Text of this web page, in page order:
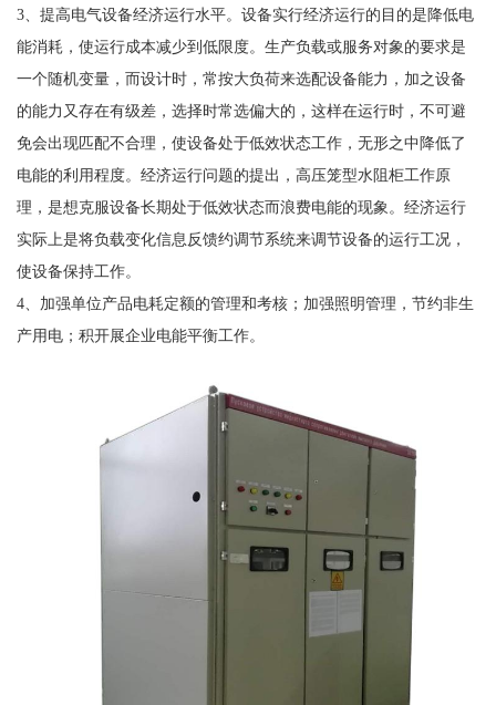
3、提高电气设备经济运行水平。设备实行经济运行的目的是降低电
能消耗，使运行成本减少到低限度。生产负载或服务对象的要求是
一个随机变量，而设计时，常按大负荷来选配设备能力，加之设备
的能力又存在有级差，选择时常选偏大的，这样在运行时，不可避
免会出现匹配不合理，使设备处于低效状态工作，无形之中降低了
电能的利用程度。经济运行问题的提出，高压笼型水阻柜工作原
理，是想克服设备长期处于低效状态而浪费电能的现象。经济运行
实际上是将负载变化信息反馈约调节系统来调节设备的运行工况，
使设备保持工作。
4、加强单位产品电耗定额的管理和考核；加强照明管理，节约非生
产用电；积开展企业电能平衡工作。